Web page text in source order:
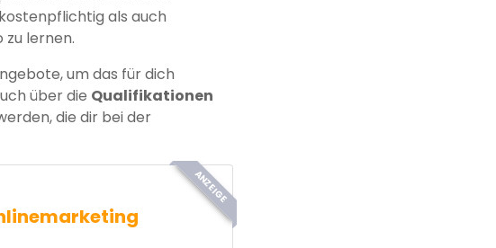
als auch
zu lernen.
um das für dich
über die Qualifikationen
die dir bei der
ANZEIGE